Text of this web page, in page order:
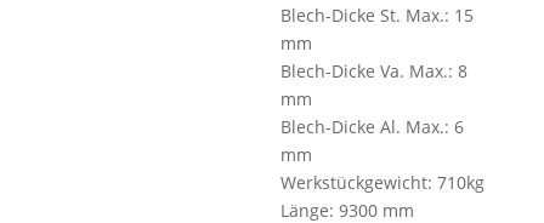
Blech-Dicke St. Max.: 15
mm
Blech-Dicke Va. Max.: 8
mm
Blech-Dicke Al. Max.: 6
mm
Werkstückgewicht: 710kg
Länge: 9300 mm